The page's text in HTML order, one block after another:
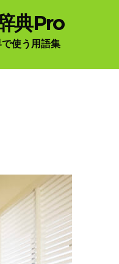
典Pro
使う用語集